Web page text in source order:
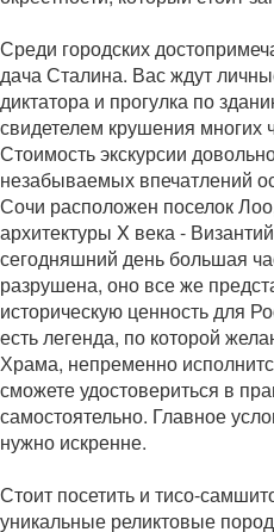
Среди городских
дача Сталина. Вас ждут
диктатора и прогулка по
свидетелем крушения многих
Стоимость экскурсии
незабываемых впечатлений
Сочи расположен поселок
архитектуры X века -
сегодняшний день большая
разрушена, оно все же
историческую ценность для
есть легенда, по которой
Храма, непременно
сможете удостовериться в
самостоятельно. Главное
нужно искренне.
Стоит посетить и тисо-
уникальные реликтовые